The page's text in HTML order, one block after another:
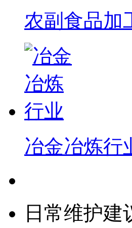
农副食品加
冶金冶炼行
日常维护建